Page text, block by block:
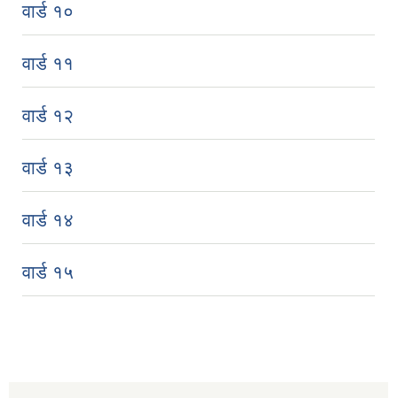
वार्ड १०
वार्ड ११
वार्ड १२
वार्ड १३
वार्ड १४
वार्ड १५